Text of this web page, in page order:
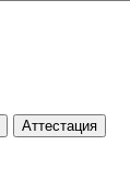
Аттестация